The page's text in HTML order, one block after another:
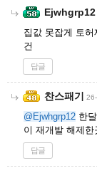
Ejwhgrp12
집값 못잡게 토
건
답글
찬스패기
@Ejwhgrp12 한
이 재개발 해제
답글